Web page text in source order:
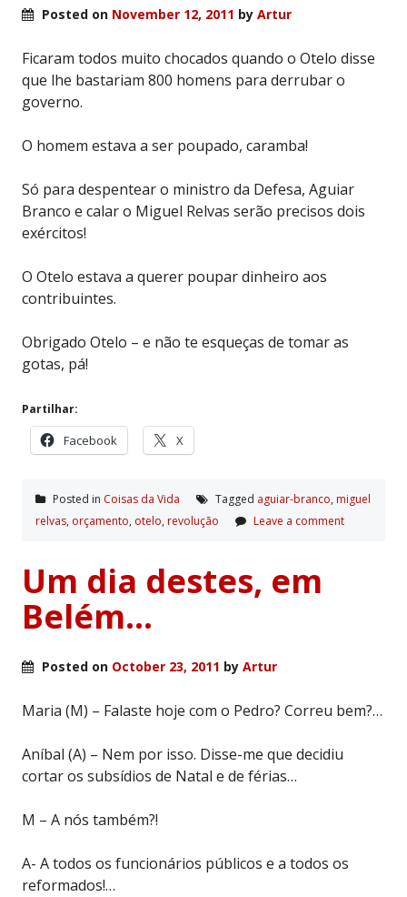
Posted on November 12, 2011 by Artur
Ficaram todos muito chocados quando o Otelo disse
que lhe bastariam 800 homens para derrubar o
governo.
O homem estava a ser poupado, caramba!
Só para despentear o ministro da Defesa, Aguiar
Branco e calar o Miguel Relvas serão precisos dois
exércitos!
O Otelo estava a querer poupar dinheiro aos
contribuintes.
Obrigado Otelo – e não te esqueças de tomar as
gotas, pá!
Partilhar:
Facebook X
Posted in Coisas da Vida Tagged aguiar-branco, miguel
relvas, orçamento, otelo, revolução Leave a comment
Um dia destes, em
Belém…
Posted on October 23, 2011 by Artur
Maria (M) – Falaste hoje com o Pedro? Correu bem?…
Aníbal (A) – Nem por isso. Disse-me que decidiu
cortar os subsídios de Natal e de férias…
M – A nós também?!
A- A todos os funcionários públicos e a todos os
reformados!…